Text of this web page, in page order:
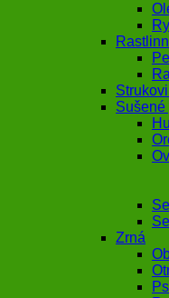
Sušené
Zrná